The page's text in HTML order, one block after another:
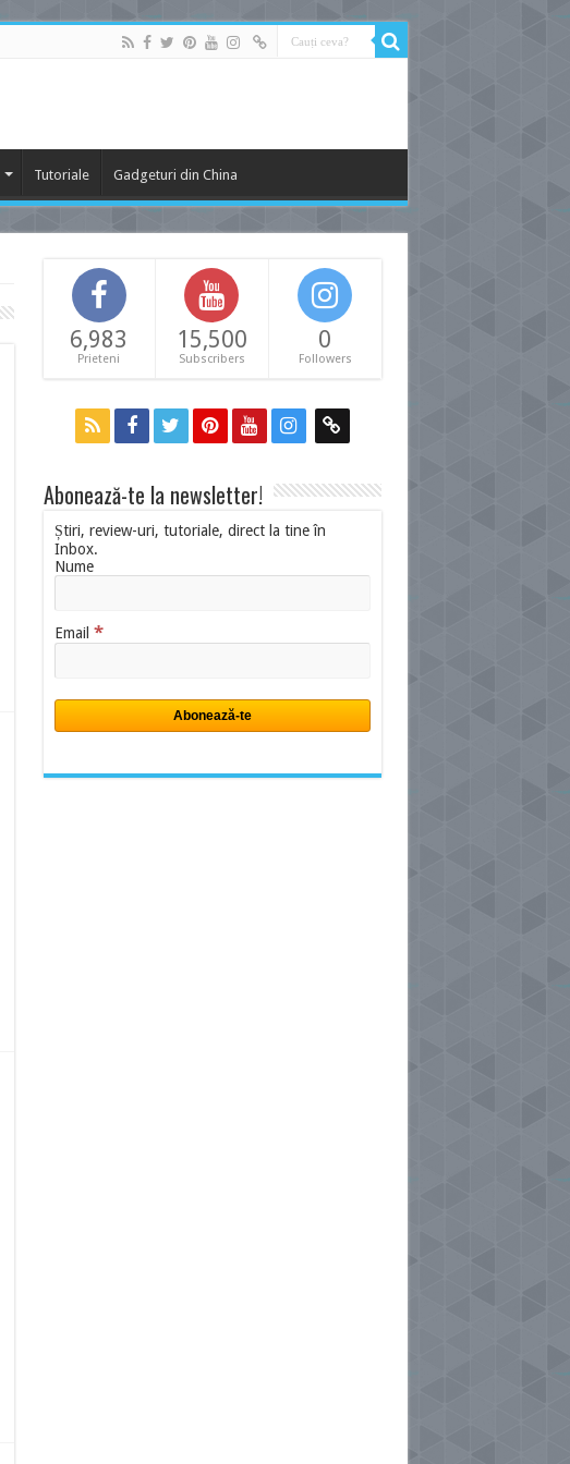
Tutoriale Gadgeturi din China
6,983
Prieteni
15,500
Subscribers
0
Followers
Abonează-te la newsletter!
Știri, review-uri, tutoriale, direct la tine în
Inbox.
Nume
Email *